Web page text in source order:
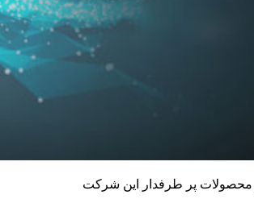
محصولات پر طرفدار این شرکت